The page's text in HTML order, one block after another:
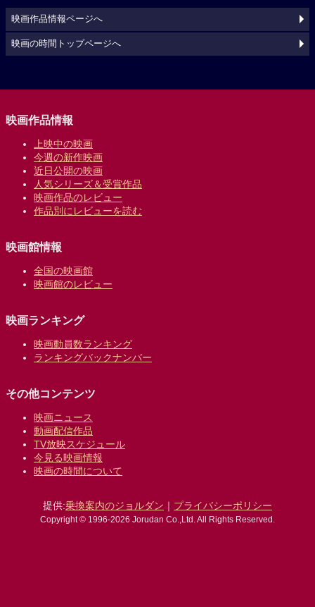
映画作品情報ページへ
映画の時間トップページへ
映画作品情報
上映中の映画
今週の新作映画
近日公開の映画
人気シリーズ＆受賞作品
映画作品のレビュー
作品別にレビューを読む
映画館情報
全国の映画館
映画館のレビュー
映画ランキング
映画動員数ランキング
ランキングバックナンバー
その他コンテンツ
映画ニュース
動画配信作品
TV放映スケジュール
今見る映画情報
映画の時間について
提供:乗換案内のジョルダン ｜ プライバシーポリシー
Copyright © 1996-2026 Jorudan Co.,Ltd. All Rights Reserved.